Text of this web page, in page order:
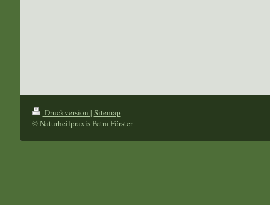
Druckversion | Sitemap
© Naturheilpraxis Petra Förster